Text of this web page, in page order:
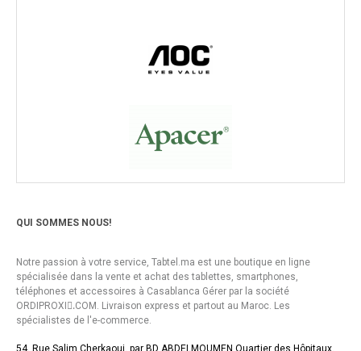
QUI SOMMES NOUS!
Notre passion à votre service, Tabtel.ma est une boutique en ligne
spécialisée dans la vente et achat des tablettes, smartphones,
téléphones et accessoires à Casablanca Gérer par la société
ORDIPROXI.ِCOM. Livraison express et partout au Maroc. Les
spécialistes de l'e-commerce.
54, Rue Salim Cherkaoui, par BD ABDELMOUMEN Quartier des Hôpitaux,